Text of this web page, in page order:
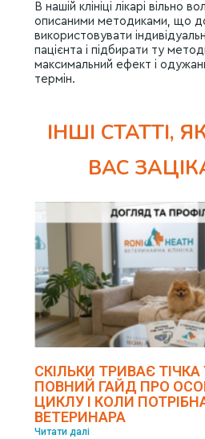
В нашій клініці лікарі вільно
описаними методиками, що
використовувати
пацієнта і підбирати ту
максимальний ефект і
термін.
ІНШІ СТАТТІ,
ВАС
СКІЛЬКИ ТРИВАЄ ТІЧКА
ПОВНИЙ ГАЙД ПРО
ЦИКЛУ І КОЛИ
ВЕТЕРИНАРА
Читати далі